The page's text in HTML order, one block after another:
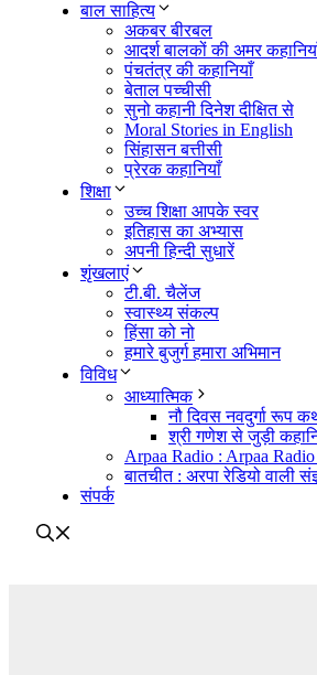
बाल साहित्य
अकबर बीरबल
आदर्श बालकों की अमर
पंचतंत्र की कहानियाँ
बेताल पच्चीसी
सुनो कहानी दिनेश दीक्षित से
Moral Stories in English
सिंहासन बत्तीसी
प्रेरक कहानियाँ
शिक्षा
उच्च शिक्षा आपके स्वर
इतिहास का अभ्यास
अपनी हिन्दी सुधारें
शृंखलाएं
टी.बी. चैलेंज
स्वास्थ्य संकल्प
हिंसा को नो
हमारे बुजुर्ग हमारा अभिमान
विविध
आध्यात्मिक
नौ दिवस नवदुर्गा रूप
श्री गणेश से जुड़ी
Arpaa Radio : Arpaa
बातचीत : अरपा रेडियो
संपर्क